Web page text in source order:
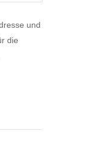
und
die